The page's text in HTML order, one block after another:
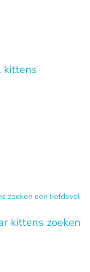
kittens
kittens zoeken